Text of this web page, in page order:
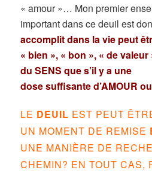
« amour »… Mon premier
important dans ce deuil est
accomplit dans la vie peut
« bien », « bon », « de
du SENS que s’il y a une
dose suffisante d’AMOUR
LE DEUIL EST PEUT
UN MOMENT DE REMISE
UNE MANIÈRE DE
CHEMIN? EN TOUT CAS,